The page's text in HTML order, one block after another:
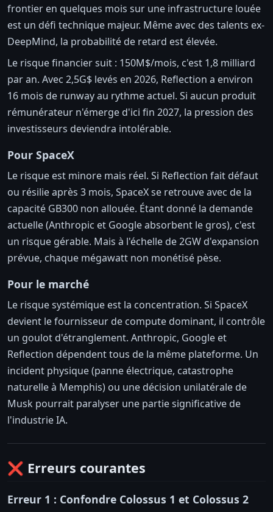
frontier en quelques mois sur une infrastructure louée
est un défi technique majeur. Même avec des talents ex-
DeepMind, la probabilité de retard est élevée.
Le risque financier suit : 150M$/mois, c'est 1,8 milliard
par an. Avec 2,5G$ levés en 2026, Reflection a environ
16 mois de runway au rythme actuel. Si aucun produit
rémunérateur n'émerge d'ici fin 2027, la pression des
investisseurs deviendra intolérable.
Pour SpaceX
Le risque est minore mais réel. Si Reflection fait défaut
ou résilie après 3 mois, SpaceX se retrouve avec de la
capacité GB300 non allouée. Étant donné la demande
actuelle (Anthropic et Google absorbent le gros), c'est
un risque gérable. Mais à l'échelle de 2GW d'expansion
prévue, chaque mégawatt non monétisé pèse.
Pour le marché
Le risque systémique est la concentration. Si SpaceX
devient le fournisseur de compute dominant, il contrôle
un goulot d'étranglement. Anthropic, Google et
Reflection dépendent tous de la même plateforme. Un
incident physique (panne électrique, catastrophe
naturelle à Memphis) ou une décision unilatérale de
Musk pourrait paralyser une partie significative de
l'industrie IA.
❌ Erreurs courantes
Erreur 1 : Confondre Colossus 1 et Colossus 2